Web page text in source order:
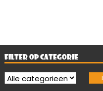
FILTER OP CATEGORIE